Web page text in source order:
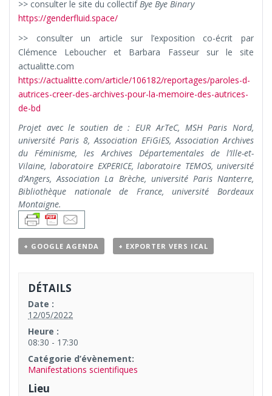
>> consulter le site du collectifBye Bye Binary
https://genderfluid.space/
>> consulter un article sur l’exposition co-écrit par
Clémence Leboucher et Barbara Fasseur sur le site
actualitte.com
https://actualitte.com/article/106182/reportages/paroles-d-
autrices-creer-des-archives-pour-la-memoire-des-autrices-
de-bd
Projet avec le soutien de : EUR ArTeC, MSH Paris Nord,
université Paris 8, Association EFiGiES, Association Archives
du Féminisme, les Archives Départementales de l’Ille-et-
Vilaine, laboratoire EXPERICE, laboratoire TEMOS, université
d’Angers, Association La Brèche, université Paris Nanterre,
Bibliothèque nationale de France, université Bordeaux
Montaigne.
+ GOOGLE AGENDA + EXPORTER VERS ICAL
DÉTAILS
Date :
12/05/2022
Heure :
08:30 - 17:30
Catégorie d’évènement:
Manifestations scientifiques
Lieu